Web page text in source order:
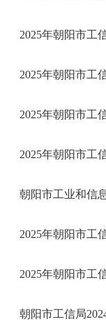
2025年朝阳市工
2025年朝阳市工
2025年朝阳市工
2025年朝阳市工
朝阳市工业和信
2025年朝阳市工
2025年朝阳市工
朝阳市工信局